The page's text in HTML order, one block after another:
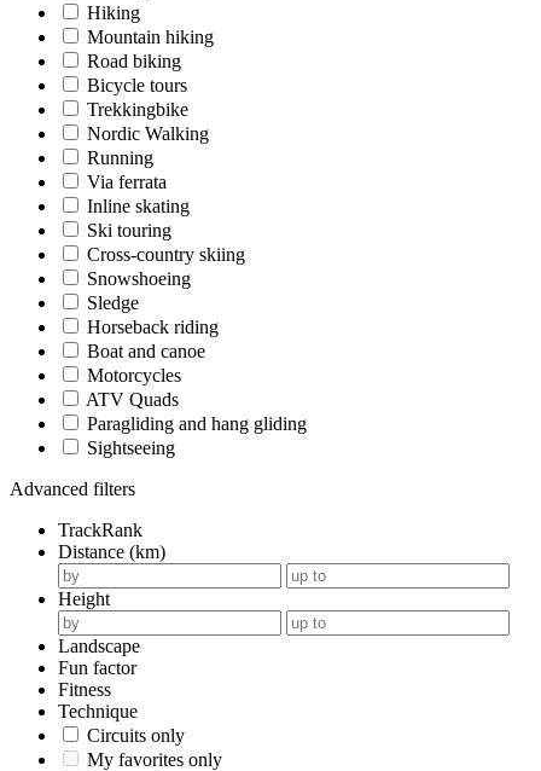
Hiking
Mountain hiking
Road biking
Bicycle tours
Trekkingbike
Nordic Walking
Running
Via ferrata
Inline skating
Ski touring
Cross-country skiing
Snowshoeing
Sledge
Horseback riding
Boat and canoe
Motorcycles
ATV Quads
Paragliding and hang gliding
Sightseeing
Advanced filters
TrackRank
Distance (km)
Height
Landscape
Fun factor
Fitness
Technique
Circuits only
My favorites only